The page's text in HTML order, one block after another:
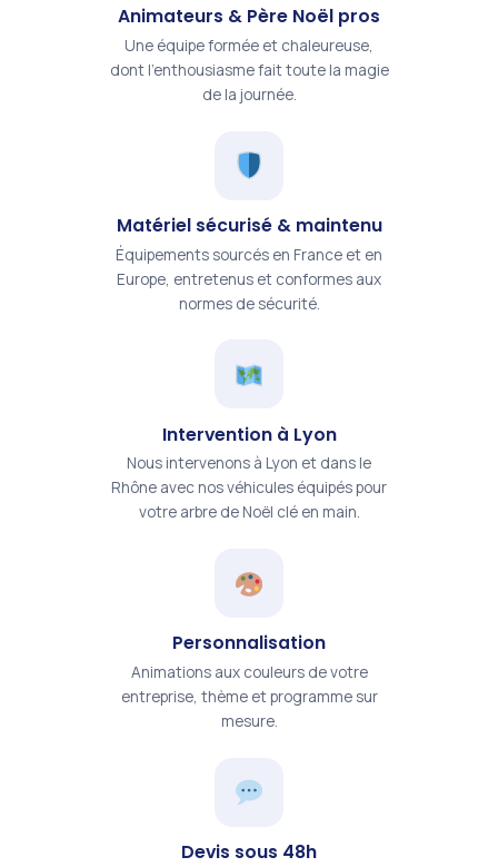
Animateurs & Père Noël pros
Une équipe formée et chaleureuse,
dont l'enthousiasme fait toute la magie
de la journée.
Matériel sécurisé & maintenu
Équipements sourcés en France et en
Europe, entretenus et conformes aux
normes de sécurité.
Intervention à Lyon
Nous intervenons à Lyon et dans le
Rhône avec nos véhicules équipés pour
votre arbre de Noël clé en main.
Personnalisation
Animations aux couleurs de votre
entreprise, thème et programme sur
mesure.
Devis sous 48h